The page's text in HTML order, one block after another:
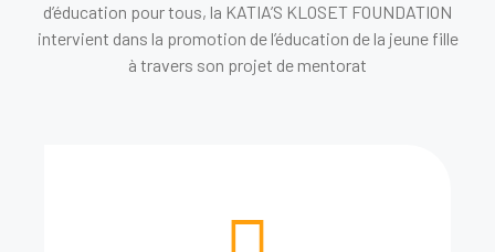
d’éducation pour tous, la KATIA’S KLOSET FOUNDATION
intervient dans la promotion de l’éducation de la jeune fille
à travers son projet de mentorat